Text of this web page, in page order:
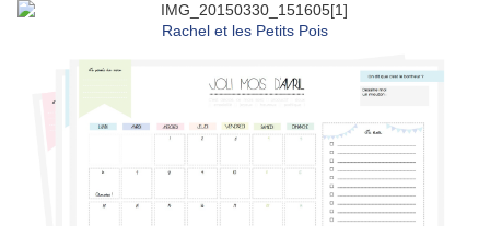
Rachel et les Petits Pois